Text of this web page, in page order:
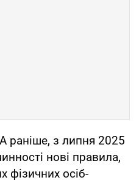
раніше, з липня 2025
нові правила,
фізичних осіб-